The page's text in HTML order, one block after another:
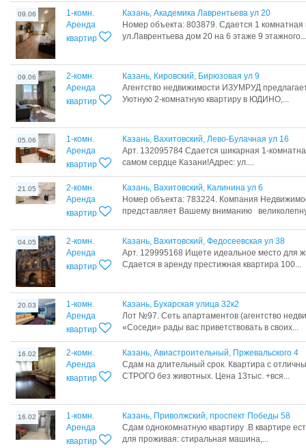
09.06
1-комн.
Аренда
квартир
Казань, Академика Лаврентьева ул 20
Номер объекта: 803879. Сдается 1 комнатная
ул.Лаврентьева дом 20 на 6 этаже 9 этажного...
09.06
2-комн.
Аренда
квартир
Казань, Кировский, Бирюзовая ул 9
Агентство недвижимости ИЗУМРУД
Уютную 2-комнатную квартиру в ЮДИНО,...
05.06
1-комн.
Аренда
квартир
Казань, Вахитовский, Лево-Булачная ул 16
Арт. 132095784 Сдается шикарная 1-
самом сердце Казани!Адрес: ул....
21.05
2-комн.
Аренда
квартир
Казань, Вахитовский, Калинина ул 6
Номер объекта: 783224. Компания
представляет Вашему вниманию
04.05
2-комн.
Аренда
квартир
Казань, Вахитовский, Федосеевская ул 38
Арт. 129995168 Ищете идеальное место для
Сдается в аренду престижная квартира 100...
20.03
1-комн.
Аренда
квартир
Казань, Бухарская улица 32к2
Лот №97. Сеть апартаментов (агентство
«Соседи» рады вас приветствовать в своих...
16.02
2-комн.
Аренда
квартир
Казань, Авиастроительный, Пржевальского 4
Сдам на длитeльный сpок. Квapтирa с
СТРОГО без животных. Цена 13тыс. +вся...
16.02
1-комн.
Аренда
квартир
Казань, Приволжский, проспект Победы 58
Cдaм oднoкомнатную кваpтиру .В кваpтиpе
для пpoживая: стиpальнaя машинa,...